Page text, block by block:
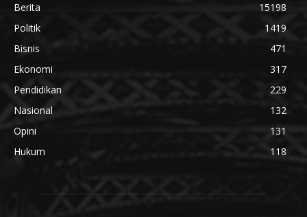
Berita
15198
Politik
1419
Bisnis
471
Ekonomi
317
Pendidikan
229
Nasional
132
Opini
131
Hukum
118